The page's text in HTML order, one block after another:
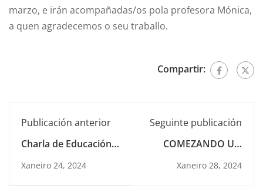
marzo, e irán acompañadas/os pola profesora Mónica,
a quen agradecemos o seu traballo.
Compartir:
Publicación anterior
Charla de Educación
Xaneiro 24, 2024
Seguinte publicación
COMEZANDO UN
Xaneiro 28, 2024